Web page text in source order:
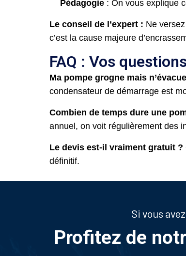
Pédagogie : On vous explique
Le conseil de l’expert : Ne
c’est la cause majeure
FAQ : Vos
Ma pompe grogne mais
condensateur de démarrage est
Combien de temps dure une
annuel, on voit régulièrement des
Le devis est-il vraiment gratuit ?
définitif.
Si vous
Profitez de